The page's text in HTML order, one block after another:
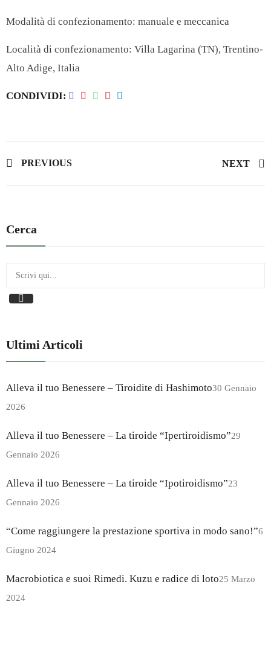
Modalità di confezionamento: manuale e meccanica
Località di confezionamento: Villa Lagarina (TN), Trentino-
Alto Adige, Italia
CONDIVIDI
PREVIOUS NEXT
Cerca
Ultimi Articoli
Alleva il tuo Benessere – Tiroidite di Hashimoto30 Gennaio
2026
Alleva il tuo Benessere – La tiroide “Ipertiroidismo”29
Gennaio 2026
Alleva il tuo Benessere – La tiroide “Ipotiroidismo”23
Gennaio 2026
“Come raggiungere la prestazione sportiva in modo sano!”6
Giugno 2024
Macrobiotica e suoi Rimedi. Kuzu e radice di loto25 Marzo
2024